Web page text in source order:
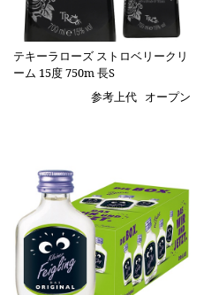
テキーラローズ ストロベリークリ
ーム 15度 750m 長S
参考上代 オープン